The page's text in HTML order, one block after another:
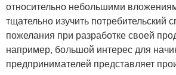
относительно небольшими
тщательно изучить потребительский
пожелания при разработке своей
например, большой интерес для
предпринимателей представляет